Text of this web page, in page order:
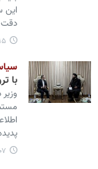
این
دقت
با